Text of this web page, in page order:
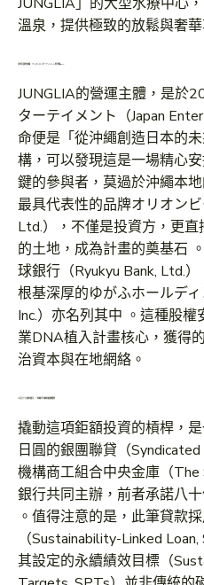
溫泉，提供極致的放鬆與奢華
在地巨頭的結盟：ジャパンエンターテイメント的沖繩DNA
JUNGLIA的營運主體，是於
ターテイメント（Japan
命便是「從沖繩創造日本的
構，可以發現這是一場精心
鍵的參與者，莫過於沖繩本
最具代表性的品牌オリオン
Ltd.），不僅是投資方，更
的土地，成為計畫的奠基石
球銀行（Ryukyu Bank, Ltd.
根基深厚的ゆがふホールデ
Inc.）亦名列其中 。這種股
業DNA植入計畫核心，獲得
治資本與在地網絡。
三百六十六億的賭注：一場關乎永續的銀團聯貸
撬動這項鉅額投資的槓桿，
日圓的銀團聯貸（
機構商工組合中央金庫（The
銀行共同主辦，前者承諾八
。值得注意的是，此筆貸款
（Sustainability-Linked
其設定的永續績效目標（